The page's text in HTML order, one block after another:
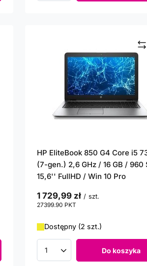
HP EliteBook 850 G4 Core i5
(7-gen.) 2,6 GHz / 16 GB / 960
15,6'' FullHD / Win 10 Pro
1 729,99 zł / szt.
27399.90 PKT
Dostępny (2 szt.)
Ilość produktów Do koszyka